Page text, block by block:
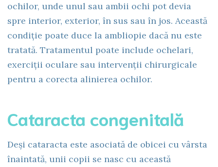
ochilor, unde unul sau ambii ochi pot devia
spre interior, exterior, în sus sau în jos. Această
condiție poate duce la ambliopie dacă nu este
tratată. Tratamentul poate include ochelari,
exerciții oculare sau intervenții chirurgicale
pentru a corecta alinierea ochilor.
Cataracta congenitală
Deși cataracta este asociată de obicei cu vârsta
înaintată, unii copii se nasc cu această